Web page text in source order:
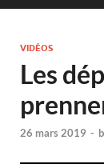
VIDÉOS
Les
26 mars 2019 -